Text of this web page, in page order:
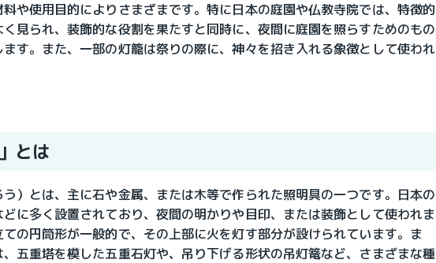
や使用目的によりさまざまです。特に日本の庭園や仏教寺院では、特徴的
見られ、装飾的な役割を果たすと同時に、夜間に庭園を照らすためのもの
ます。また、一部の灯籠は祭りの際に、神々を招き入れる象徴として使われ
とは
）とは、主に石や金属、または木等で作られた照明具の一つです。日本の
に多く設置されており、夜間の明かりや目印、または装飾として使われま
の円筒形が一般的で、その上部に火を灯す部分が設けられています。ま
五重塔を模した五重石灯や、吊り下げる形状の吊灯篭など、さまざまな種